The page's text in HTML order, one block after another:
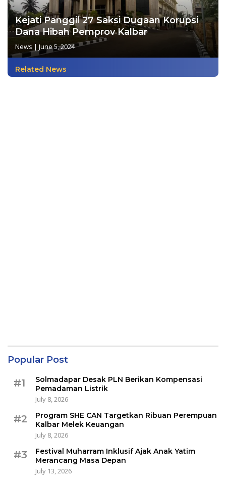
Kejati Panggil 27 Saksi Dugaan Korupsi
Dana Hibah Pemprov Kalbar
News | June 5, 2024
Related News
Popular Post
#1
Solmadapar Desak PLN Berikan Kompensasi
Pemadaman Listrik
July 8, 2026
#2
Program SHE CAN Targetkan Ribuan Perempuan
Kalbar Melek Keuangan
July 8, 2026
#3
Festival Muharram Inklusif Ajak Anak Yatim
Merancang Masa Depan
July 13, 2026